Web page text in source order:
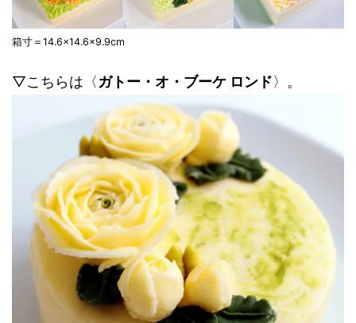
箱寸＝14.6×14.6×9.9cm
▽こちらは〈ガトー・オ・ブーケ ロンド〉。